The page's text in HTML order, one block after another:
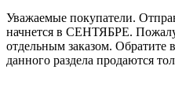
Уважаемые покупатели.
начнется в СЕНТЯБРЕ.
отдельным заказом. Обратите
данного раздела продаются